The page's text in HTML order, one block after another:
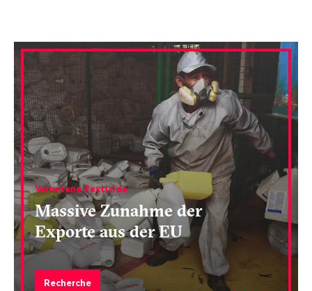
Verbotene Pestizide
Massive Zunahme der
Exporte aus der EU
Recherche